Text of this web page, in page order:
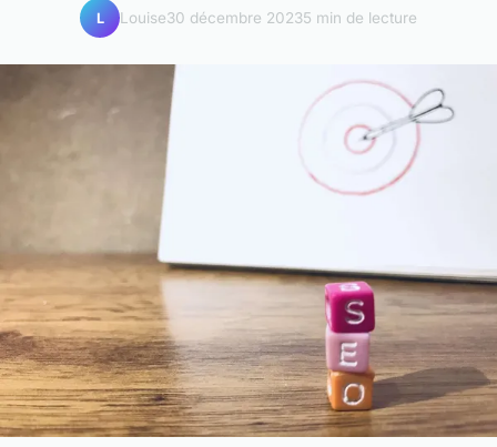
L Louise30 décembre 20235 min de lecture